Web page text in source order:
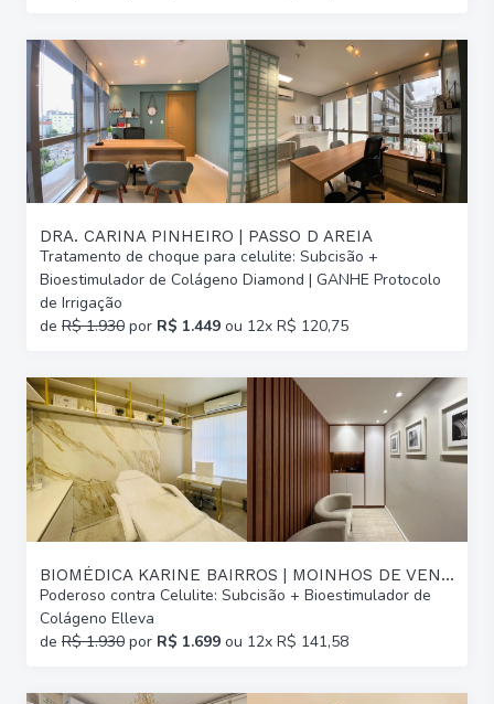
DRA. CARINA PINHEIRO | PASSO D AREIA
Tratamento de choque para celulite: Subcisão +
Bioestimulador de Colágeno Diamond | GANHE Protocolo
de Irrigação
de R$ 1.930 por R$ 1.449 ou 12x R$ 120,75
BIOMÉDICA KARINE BAIRROS | MOINHOS DE VENTO
Poderoso contra Celulite: Subcisão + Bioestimulador de
Colágeno Elleva
de R$ 1.930 por R$ 1.699 ou 12x R$ 141,58